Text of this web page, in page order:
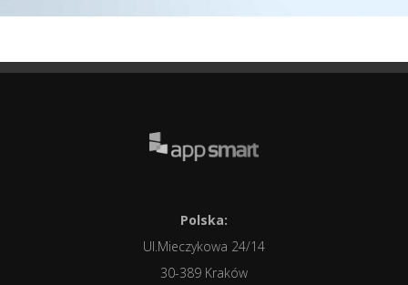
Polska:
Ul.Mieczykowa 24/14
30-389 Kraków